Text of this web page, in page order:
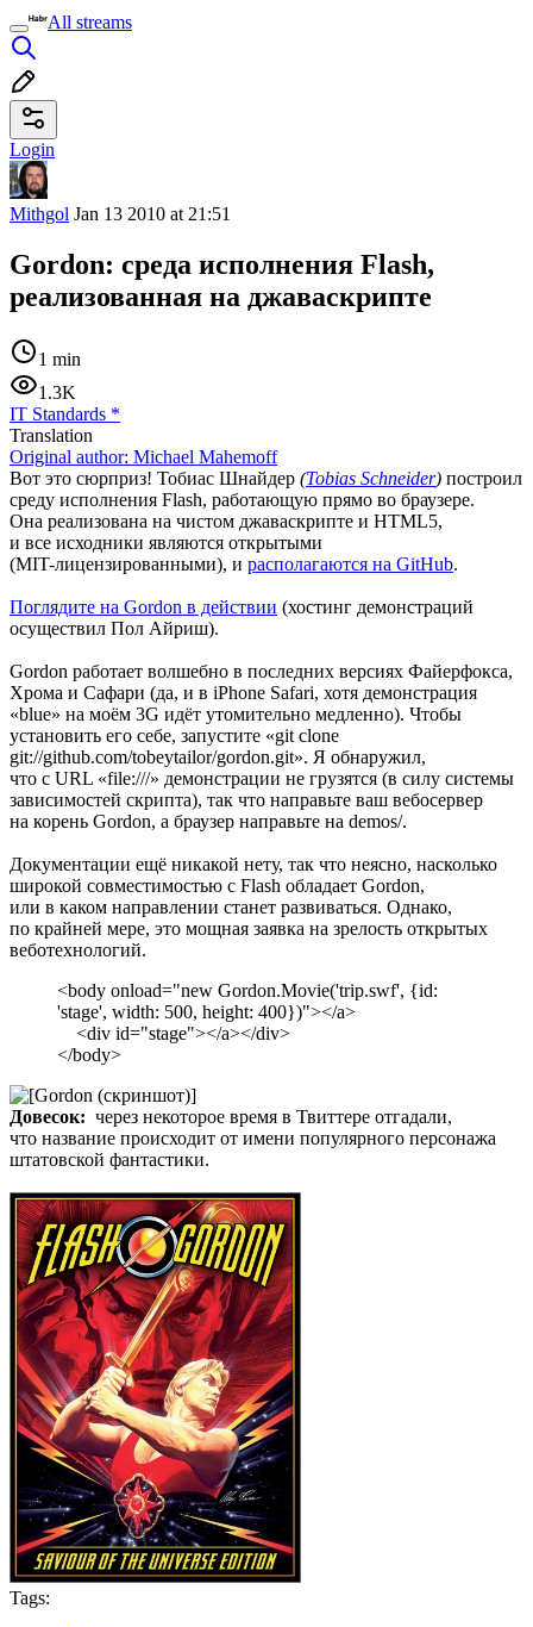
All streams
Login
Mithgol Jan 13 2010 at 21:51
Gordon: среда исполнения Flash,
реализованная на джаваскрипте
1 min
1.3K
IT Standards *
Translation
Original author: Michael Mahemoff
Вот это сюрприз! Тобиас Шнайдер (Tobias Schneider) построил
среду исполнения Flash, работающую прямо во браузере.
Она реализована на чистом джаваскрипте и HTML5,
и все исходники являются открытыми
(MIT-лицензированными), и располагаются на GitHub.
Поглядите на Gordon в действии (хостинг демонстраций
осуществил Пол Айриш).
Gordon работает волшебно в последних версиях Файерфокса,
Хрома и Сафари (да, и в iPhone Safari, хотя демонстрация
«blue» на моём 3G идёт утомительно медленно). Чтобы
установить его себе, запустите «git clone
git://github.com/tobeytailor/gordon.git». Я обнаружил,
что с URL «file:///» демонстрации не грузятся (в силу системы
зависимостей скрипта), так что направьте ваш вебосервер
на корень Gordon, а браузер направьте на demos/.
Документации ещё никакой нету, так что неясно, насколько
широкой совместимостью с Flash обладает Gordon,
или в каком направлении станет развиваться. Однако,
по крайней мере, это мощная заявка на зрелость открытых
веботехнологий.
<body onload="new Gordon.Movie('trip.swf', {id:
'stage', width: 500, height: 400})"></a>
<div id="stage"></a></div>
</body>
Довесок: через некоторое время в Твиттере отгадали,
что название происходит от имени популярного персонажа
штатовской фантастики.
Tags: